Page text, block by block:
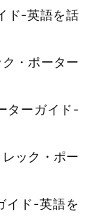
ド-英語を話
・ポーター
ターガイド-
ック・ポー
イド-英語を